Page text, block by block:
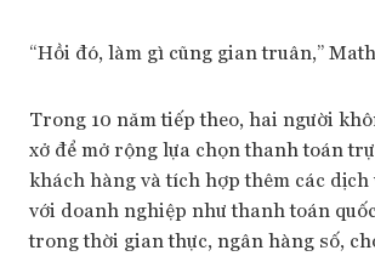
“Hồi đó, làm gì cũng gian truân,”
Trong 10 năm tiếp theo, hai người
xở để mở rộng lựa chọn thanh toán
khách hàng và tích hợp thêm các
với doanh nghiệp như thanh toán
trong thời gian thực, ngân hàng số,